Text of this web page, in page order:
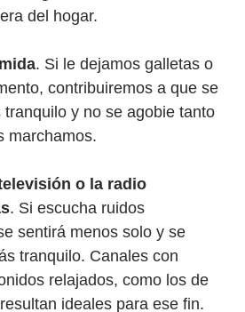
del hogar.
. Si le dejamos galletas o
contribuiremos a que se
tranquilo y no se agobie tanto
marchamos.
o la radio
. Si escucha ruidos
sentirá menos solo y se
tranquilo. Canales con
relajados, como los de
ideales para ese fin.